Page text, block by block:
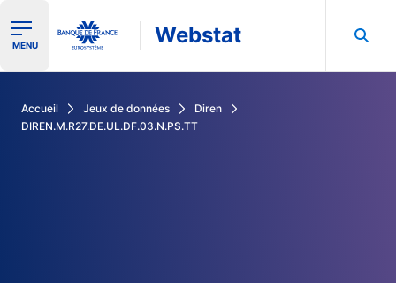
Ouvrir le menu de navigation
MENU Webstat
Accueil Jeux de données
Diren
DIREN.M.R27.DE.UL.DF.03.N.PS.TT